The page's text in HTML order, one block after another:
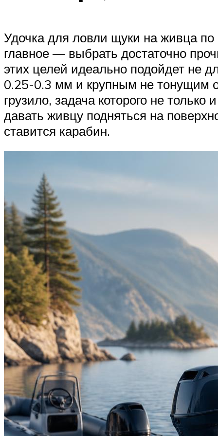
Удочка для ловли щуки на живца
главное — выбрать достаточно
этих целей идеально подойдет не
0.25-0.3 мм и крупным не тонущим
грузило, задача которого не
давать живцу подняться на
ставится карабин.